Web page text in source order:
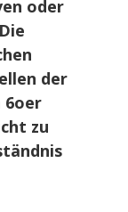
oder
der
6oer
zu